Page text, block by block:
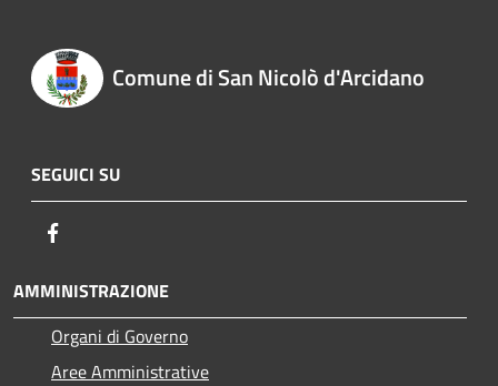
Comune di San Nicolò d'Arcidano
SEGUICI SU
AMMINISTRAZIONE
Organi di Governo
Aree Amministrative